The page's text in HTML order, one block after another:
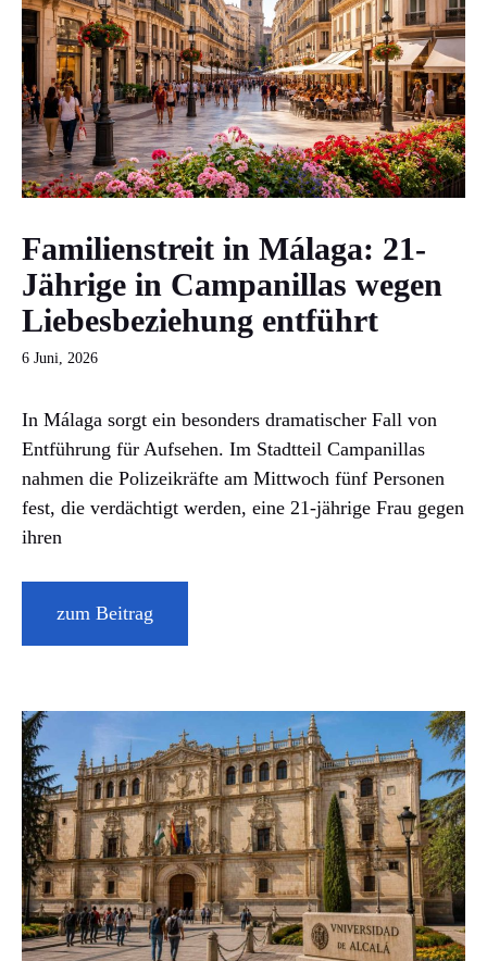
Familienstreit in Málaga: 21-
Jährige in Campanillas wegen
Liebesbeziehung entführt
6 Juni, 2026
In Málaga sorgt ein besonders dramatischer Fall von
Entführung für Aufsehen. Im Stadtteil Campanillas
nahmen die Polizeikräfte am Mittwoch fünf Personen
fest, die verdächtigt werden, eine 21-jährige Frau gegen
ihren
zum Beitrag